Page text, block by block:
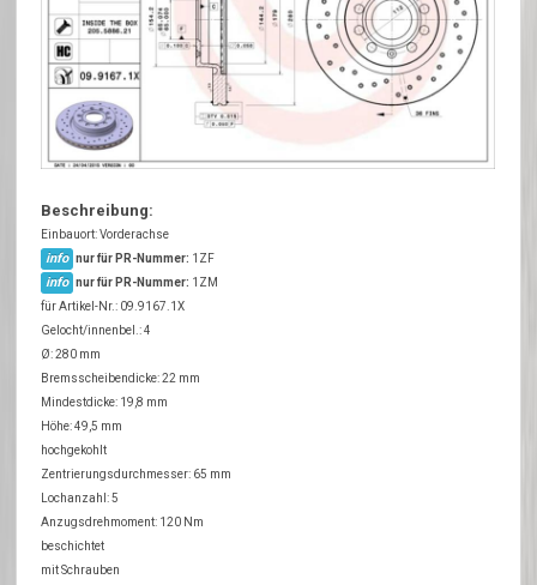
Beschreibung:
Einbauort: Vorderachse
info nur für PR-Nummer: 1ZF
info nur für PR-Nummer: 1ZM
für Artikel-Nr.: 09.9167.1X
Gelocht/innenbel.: 4
Ø: 280 mm
Bremsscheibendicke: 22 mm
Mindestdicke: 19,8 mm
Höhe: 49,5 mm
hochgekohlt
Zentrierungsdurchmesser: 65 mm
Lochanzahl: 5
Anzugsdrehmoment: 120 Nm
beschichtet
mit Schrauben